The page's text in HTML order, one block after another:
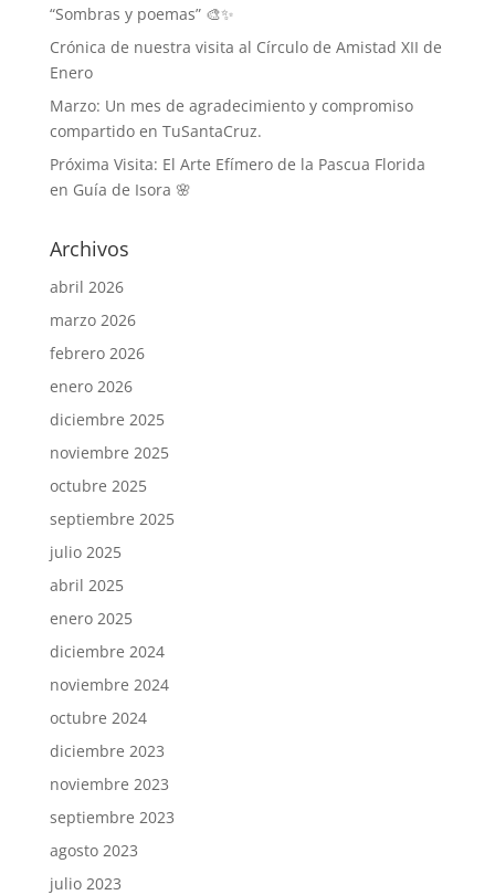
“Sombras y poemas” 🎨✨
Crónica de nuestra visita al Círculo de Amistad XII de
Enero
Marzo: Un mes de agradecimiento y compromiso
compartido en TuSantaCruz.
Próxima Visita: El Arte Efímero de la Pascua Florida
en Guía de Isora 🌸
Archivos
abril 2026
marzo 2026
febrero 2026
enero 2026
diciembre 2025
noviembre 2025
octubre 2025
septiembre 2025
julio 2025
abril 2025
enero 2025
diciembre 2024
noviembre 2024
octubre 2024
diciembre 2023
noviembre 2023
septiembre 2023
agosto 2023
julio 2023